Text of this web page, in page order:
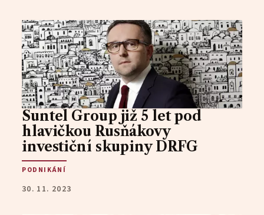
Suntel Group již 5 let pod
hlavičkou Rusňákovy
investiční skupiny DRFG
PODNIKÁNÍ
30. 11. 2023